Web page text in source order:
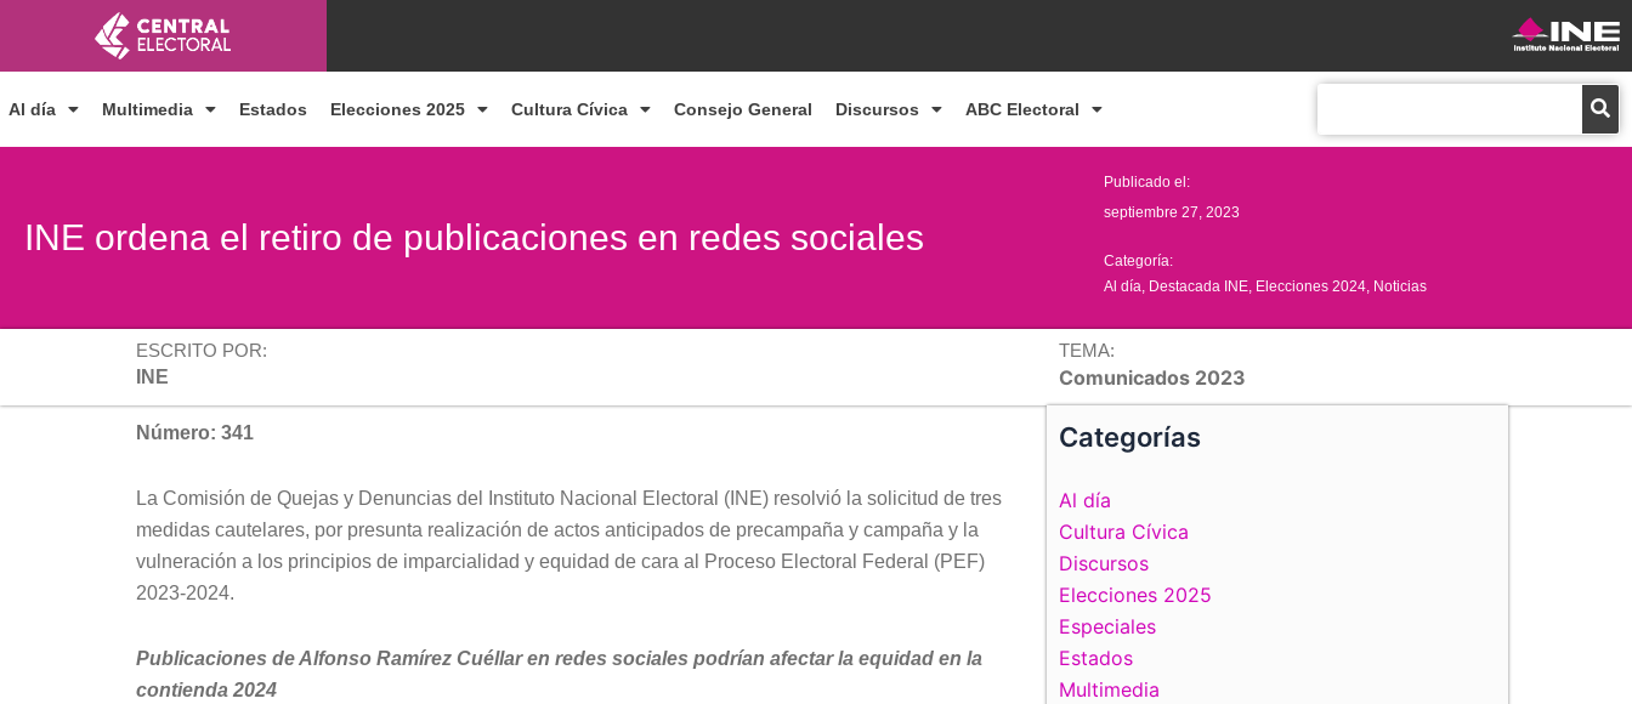
contenido
Al día Multimedia Estados Elecciones 2025 Cultura Cívica Consejo General Discursos ABC Electoral
INE ordena el retiro de publicaciones en redes sociales
Publicado el:
septiembre 27, 2023
Categoría:
Al día Destacada INE Elecciones 2024 Noticias
ESCRITO POR:
INE
TEMA:
Comunicados 2023
Número: 341
La Comisión de Quejas y Denuncias del Instituto Nacional Electoral (INE) resolvió la solicitud de tres
medidas cautelares, por presunta realización de actos anticipados de precampaña y campaña y la
vulneración a los principios de imparcialidad y equidad de cara al Proceso Electoral Federal (PEF)
2023-2024.
Publicaciones de Alfonso Ramírez Cuéllar en redes sociales podrían afectar la equidad en la
contienda 2024
Categorías
Al día
Cultura Cívica
Discursos
Elecciones 2025
Especiales
Estados
Multimedia